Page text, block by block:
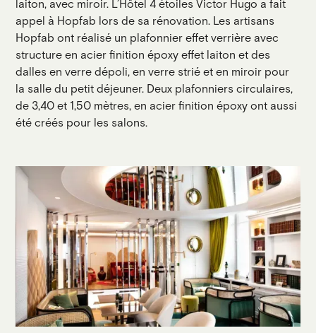
laiton, avec miroir. L’Hôtel 4 étoiles Victor Hugo a fait
appel à Hopfab lors de sa rénovation. Les artisans
Hopfab ont réalisé un plafonnier effet verrière avec
structure en acier finition époxy effet laiton et des
dalles en verre dépoli, en verre strié et en miroir pour
la salle du petit déjeuner. Deux plafonniers circulaires,
de 3,40 et 1,50 mètres, en acier finition époxy ont aussi
été créés pour les salons.